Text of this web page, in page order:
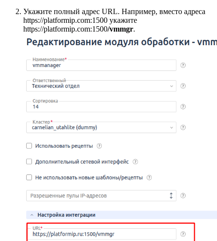
Укажите полный адрес URL. Например, вместо адреса
https://platformip.com:1500 укажите
https://platformip.com:1500/vmmgr.